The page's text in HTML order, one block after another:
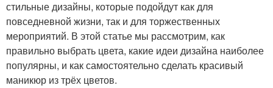
стильные дизайны, которые подойдут как для
повседневной жизни, так и для торжественных
мероприятий. В этой статье мы рассмотрим, как
правильно выбрать цвета, какие идеи дизайна наиболее
популярны, и как самостоятельно сделать красивый
маникюр из трёх цветов.